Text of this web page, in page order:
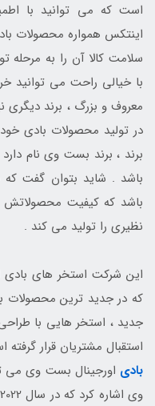
است که می توانید با
اینتکس همواره محصولات
سلامت کالا آن را به مرحله
با خیالی راحت می توانید
معروف و بزرگ ، برند دیگری
در تولید محصولات بادی
برند ، برند بست وی نام
باشد . شاید بتوان گفت
باشد که کیفیت محصولاتش
نظیری را تولید می کند .
این شرکت استخر های بادی
که در جدید ترین محصولات
جدید ، استخر هایی با
استقبال مشتریان قرار
بادی اورجینال بست وی می